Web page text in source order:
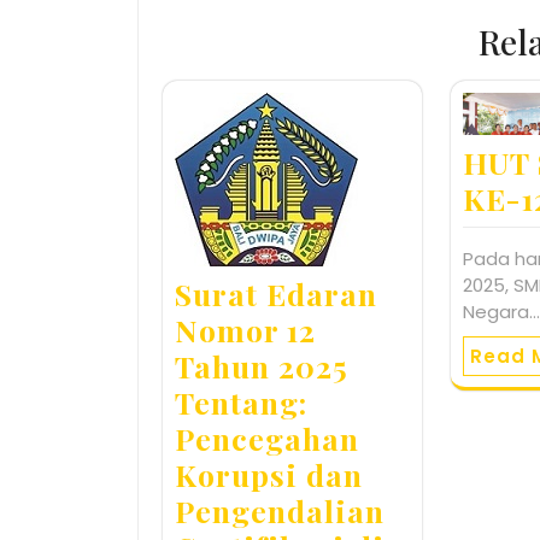
Surat Edaran
Nomor 12
Tahun 2025
Tentang:
Pencegahan
Korupsi dan
Pengendalian
HUT
KE-
Pada
2025,
Negara…
Read